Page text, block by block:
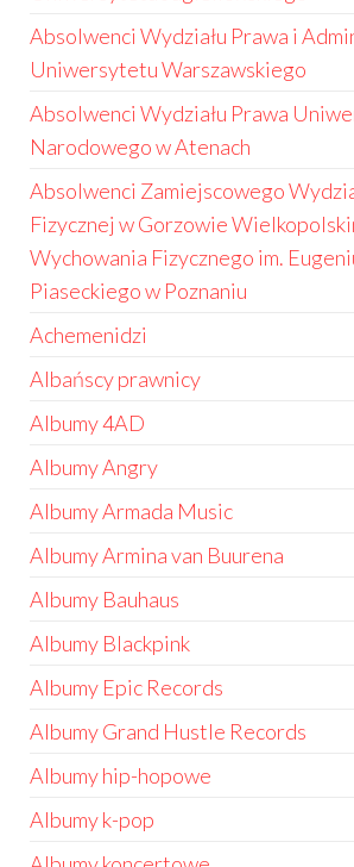
Absolwenci Wydziału Prawa i
Uniwersytetu Warszawskiego
Absolwenci Wydziału Prawa
Narodowego w Atenach
Absolwenci Zamiejscowego
Fizycznej w Gorzowie
Wychowania Fizycznego im.
Piaseckiego w Poznaniu
Achemenidzi
Albańscy prawnicy
Albumy 4AD
Albumy Angry
Albumy Armada Music
Albumy Armina van Buurena
Albumy Bauhaus
Albumy Blackpink
Albumy Epic Records
Albumy Grand Hustle Records
Albumy hip-hopowe
Albumy k-pop